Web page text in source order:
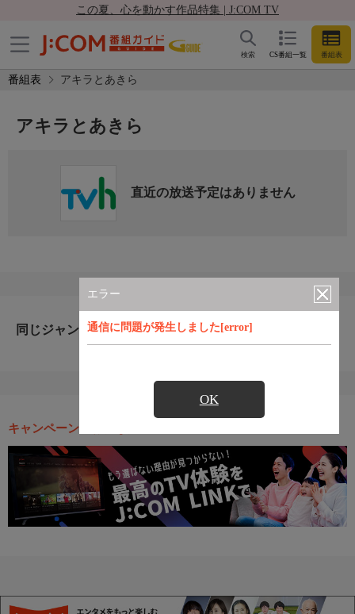
この夏、心を動かす作品特集 | J:COM TV
CS番組一覧 番組表
検索
番組表 アキラとあきら
エラー
通信に問題が発生しました[error]
OK
アキラとあきら
直近の放送予定はありません
同じジャンルのおすすめ番組
キャンペーン・お得な情報